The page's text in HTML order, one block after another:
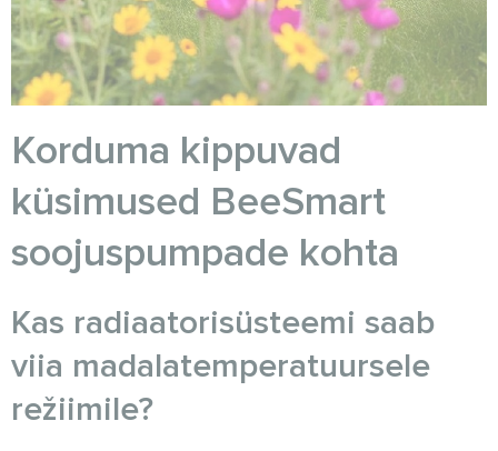
Korduma kippuvad
küsimused BeeSmart
soojuspumpade kohta
Kas radiaatorisüsteemi saab
viia madalatemperatuursele
režiimile?